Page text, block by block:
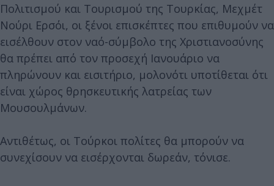
Πολιτισμού και Τουρισμού της Τουρκίας, Μεχμέτ
Νούρι Ερσόι, οι ξένοι επισκέπτες που επιθυμούν να
εισέλθουν στον ναό-σύμβολο της Χριστιανοσύνης
θα πρέπει από τον προσεχή Ιανουάριο να
πληρώνουν και εισιτήριο, μολονότι υποτίθεται ότι
είναι χώρος θρησκευτικής λατρείας των
Μουσουλμάνων.
Αντιθέτως, οι Τούρκοι πολίτες θα μπορούν να
συνεχίσουν να εισέρχονται δωρεάν, τόνισε.